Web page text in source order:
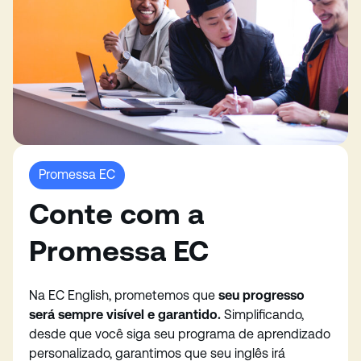
Promessa EC
Conte com a
Promessa EC
Na EC English, prometemos que seu progresso
será sempre visível e garantido. Simplificando,
desde que você siga seu programa de aprendizado
personalizado, garantimos que seu inglês irá